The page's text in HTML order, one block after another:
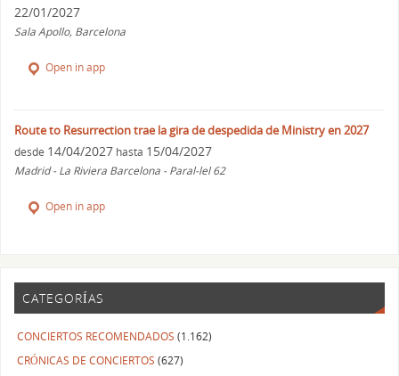
22/01/2027
Sala Apollo, Barcelona
Open in app
Route to Resurrection trae la gira de despedida de Ministry en 2027
desde 14/04/2027 hasta 15/04/2027
Madrid - La Riviera Barcelona - Paral-lel 62
Open in app
CATEGORÍAS
CONCIERTOS RECOMENDADOS (1.162)
CRÓNICAS DE CONCIERTOS (627)